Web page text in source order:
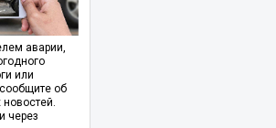
аварии,
или
об
через